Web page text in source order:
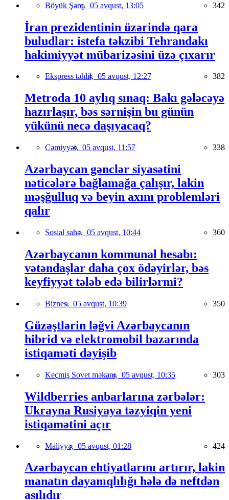
Böyük Şərq, 05 avqust, 13:05 342
İran prezidentinin üzərində qara
buludlar: istefa təkzibi Tehrandakı
hakimiyyət mübarizəsini üzə çıxarır
Ekspress təhlil, 05 avqust, 12:27 382
Metroda 10 aylıq sınaq: Bakı gələcəyə
hazırlaşır, bəs sərnişin bu günün
yükünü necə daşıyacaq?
Cəmiyyət, 05 avqust, 11:57 338
Azərbaycan gənclər siyasətini
nəticələrə bağlamağa çalışır, lakin
məşğulluq və beyin axını problemləri
qalır
Sosial sahə, 05 avqust, 10:44 360
Azərbaycanın kommunal hesabı:
vətəndaşlar daha çox ödəyirlər, bəs
keyfiyyət tələb edə bilirlərmi?
Biznes, 05 avqust, 10:39 350
Güzəştlərin ləğvi Azərbaycanın
hibrid və elektromobil bazarında
istiqaməti dəyişib
Keçmiş Sovet məkanı, 05 avqust, 10:35 303
Wildberries anbarlarına zərbələr:
Ukrayna Rusiyaya təzyiqin yeni
istiqamətini açır
Maliyyə, 05 avqust, 01:28 424
Azərbaycan ehtiyatlarını artırır, lakin
manatın dayanıqlılığı hələ də neftdən
asılıdır